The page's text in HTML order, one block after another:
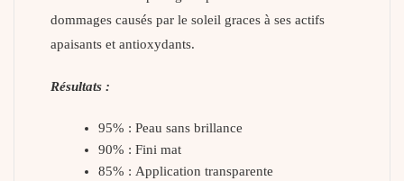
dommages causés par le soleil graces à ses actifs
apaisants et antioxydants.
Résultats :
95% : Peau sans brillance
90% : Fini mat
85% : Application transparente